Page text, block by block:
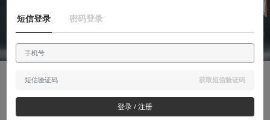
显摆显摆
终生嗜好 Vol.71丨JOYTOY星际战士终剑卫
短信登录 密码登录
获取短信验证码
登录 / 注册